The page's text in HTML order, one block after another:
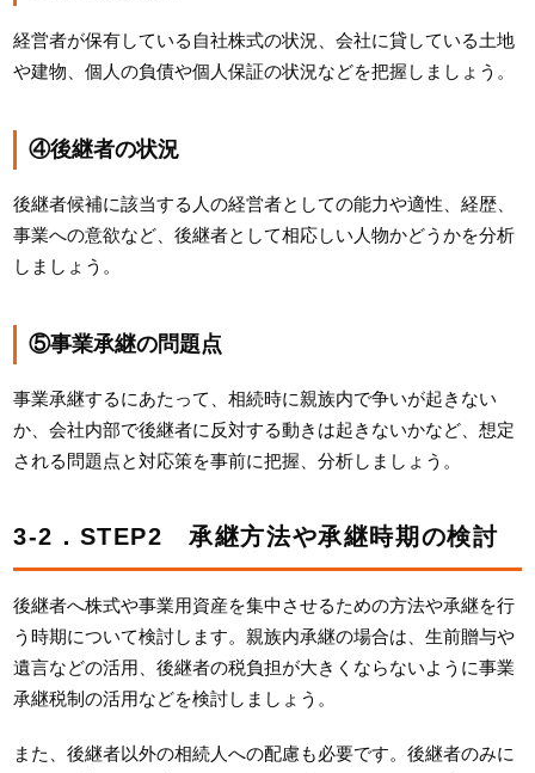
経営者が保有している自社株式の状況、会社に貸している土地
や建物、個人の負債や個人保証の状況などを把握しましょう。
④後継者の状況
後継者候補に該当する人の経営者としての能力や適性、経歴、
事業への意欲など、後継者として相応しい人物かどうかを分析
しましょう。
⑤事業承継の問題点
事業承継するにあたって、相続時に親族内で争いが起きない
か、会社内部で後継者に反対する動きは起きないかなど、想定
される問題点と対応策を事前に把握、分析しましょう。
3-2．STEP2 承継方法や承継時期の検討
後継者へ株式や事業用資産を集中させるための方法や承継を行
う時期について検討します。親族内承継の場合は、生前贈与や
遺言などの活用、後継者の税負担が大きくならないように事業
承継税制の活用などを検討しましょう。
また、後継者以外の相続人への配慮も必要です。後継者のみに